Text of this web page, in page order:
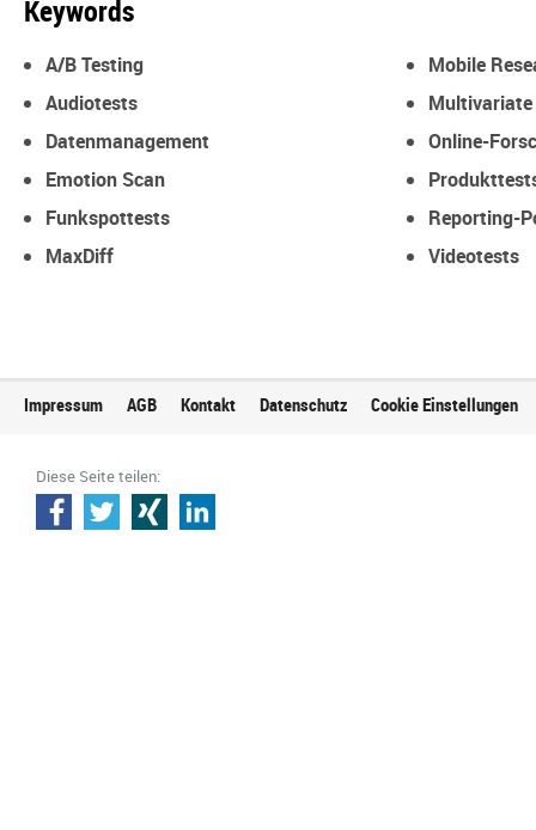
Keywords
A/B Testing
Audiotests
Datenmanagement
Emotion Scan
Funkspottests
MaxDiff
Mobile
Multivariate
Online-
Reporting-
Videotests
Impressum AGB Kontakt Datenschutz Cookie Einstellungen
Diese Seite teilen: